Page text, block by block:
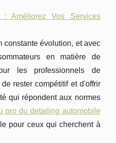
Améliorez Vos Services
constante évolution, et avec
en matière de
les professionnels de
rester compétitif et d'offrir
qui répondent aux normes
pro du detailing automobile
pour ceux qui cherchent à